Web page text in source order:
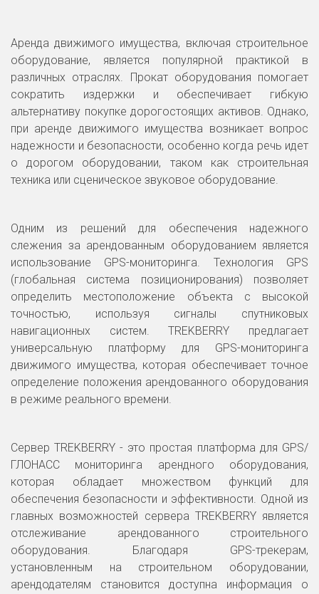
Аренда движимого имущества, включая строительное
оборудование, является популярной практикой в
различных отраслях. Прокат оборудования помогает
сократить издержки и обеспечивает гибкую
альтернативу покупке дорогостоящих активов. Однако,
при аренде движимого имущества возникает вопрос
надежности и безопасности, особенно когда речь идет
о дорогом оборудовании, таком как строительная
техника или сценическое звуковое оборудование.
Одним из решений для обеспечения надежного
слежения за арендованным оборудованием является
использование GPS-мониторинга. Технология GPS
(глобальная система позиционирования) позволяет
определить местоположение объекта с высокой
точностью, используя сигналы спутниковых
навигационных систем. TREKBERRY предлагает
универсальную платформу для GPS-мониторинга
движимого имущества, которая обеспечивает точное
определение положения арендованного оборудования
в режиме реального времени.
Сервер TREKBERRY - это простая платформа для GPS/
ГЛОНАСС мониторинга арендного оборудования,
которая обладает множеством функций для
обеспечения безопасности и эффективности. Одной из
главных возможностей сервера TREKBERRY является
отслеживание арендованного строительного
оборудования. Благодаря GPS-трекерам,
установленным на строительном оборудовании,
арендодателям становится доступна информация о